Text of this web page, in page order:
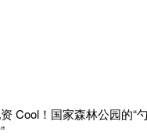
Cool！国家森林公园的“勺